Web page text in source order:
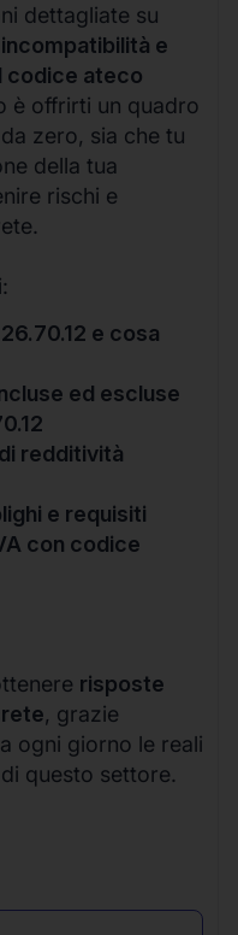
dettagliate su
e
codice ateco
è offrirti un quadro
zero, sia che tu
della tua
rischi e
e cosa
ed escluse
redditività
e requisiti
con codice
risposte
, grazie
ogni giorno le reali
questo settore.